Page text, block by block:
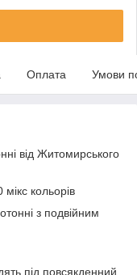
Оплата Умови
від Житомирського
кольорів
з подвійним
під повсякденний